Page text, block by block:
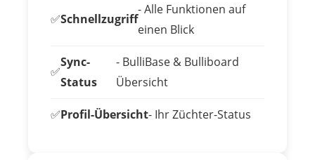
✅Schnellzugriff
- Alle Funktionen auf
einen Blick
✅
Sync-
Status
- BulliBase & Bulliboard
Übersicht
✅Profil-Übersicht- Ihr Züchter-Status